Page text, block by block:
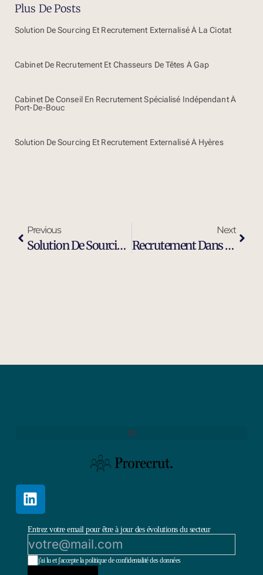
Plus De Posts
Solution De Sourcing Et Recrutement Externalisé À La Ciotat
Cabinet De Recrutement Et Chasseurs De Têtes À Gap
Cabinet De Conseil En Recrutement Spécialisé Indépendant À
Port-De-Bouc
Solution De Sourcing Et Recrutement Externalisé À Hyères
Previous
Solution De Sourcing Et Recrutement Externalisé À Draguignan
Next
Recrutement Dans L’industrie À Draguignan
Entrez votre email pour être à jour des évolutions du secteur
j'ai lu et j'accepte la politique de confidentalité des données